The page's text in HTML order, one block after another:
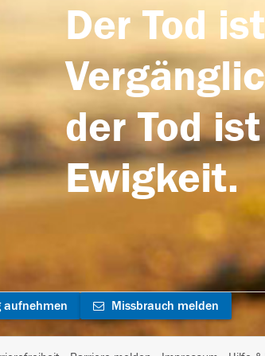
Der Tod
der Tod
Ewigkeit.
aufnehmen Missbrauch melden